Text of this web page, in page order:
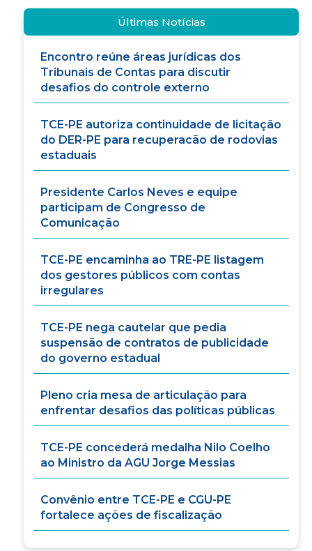
Últimas Notícias
Encontro reúne áreas jurídicas dos
Tribunais de Contas para discutir
desafios do controle externo
TCE-PE autoriza continuidade de licitação
do DER-PE para recuperacão de rodovias
estaduais
Presidente Carlos Neves e equipe
participam de Congresso de
Comunicação
TCE-PE encaminha ao TRE-PE listagem
dos gestores públicos com contas
irregulares
TCE-PE nega cautelar que pedia
suspensão de contratos de publicidade
do governo estadual
Pleno cria mesa de articulação para
enfrentar desafios das políticas públicas
TCE-PE concederá medalha Nilo Coelho
ao Ministro da AGU Jorge Messias
Convênio entre TCE-PE e CGU-PE
fortalece ações de fiscalização